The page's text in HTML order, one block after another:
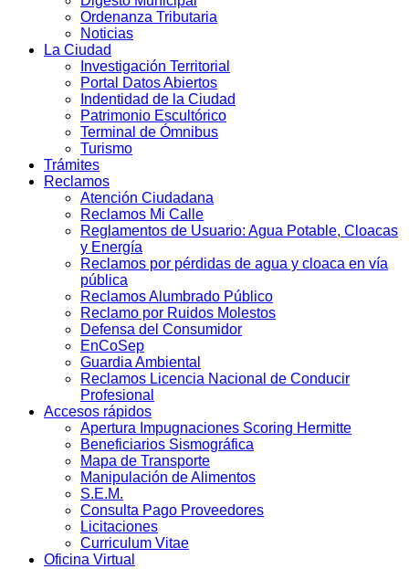
Ordenanza Tributaria
Noticias
La Ciudad
Investigación Territorial
Portal Datos Abiertos
Indentidad de la Ciudad
Patrimonio Escultórico
Terminal de Ómnibus
Turismo
Trámites
Reclamos
Atención Ciudadana
Reclamos Mi Calle
Reglamentos de Usuario: Agua Potable, Cloacas
y Energía
Reclamos por pérdidas de agua y cloaca en vía
pública
Reclamos Alumbrado Público
Reclamo por Ruidos Molestos
Defensa del Consumidor
EnCoSep
Guardia Ambiental
Reclamos Licencia Nacional de Conducir
Profesional
Accesos rápidos
Apertura Impugnaciones Scoring Hermitte
Beneficiarios Sismográfica
Mapa de Transporte
Manipulación de Alimentos
S.E.M.
Consulta Pago Proveedores
Licitaciones
Curriculum Vitae
Oficina Virtual